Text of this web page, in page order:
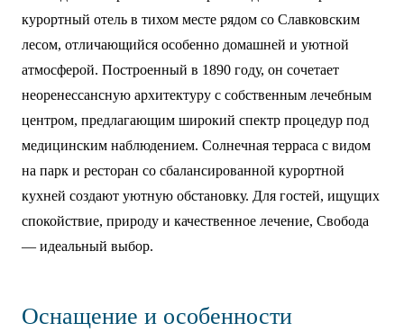
курортный отель в тихом месте рядом со Славковским
лесом, отличающийся особенно домашней и уютной
атмосферой. Построенный в 1890 году, он сочетает
неоренессансную архитектуру с собственным лечебным
центром, предлагающим широкий спектр процедур под
медицинским наблюдением. Солнечная терраса с видом
на парк и ресторан со сбалансированной курортной
кухней создают уютную обстановку. Для гостей, ищущих
спокойствие, природу и качественное лечение, Свобода
— идеальный выбор.
Оснащение и особенности